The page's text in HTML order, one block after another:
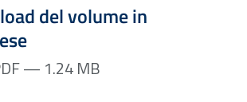
del volume in
— Dimensione 1.24 MB
— 1.24 MB